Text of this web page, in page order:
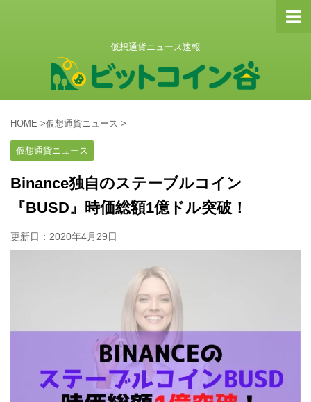
仮想通貨ニュース速報
HOME >仮想通貨ニュース >
仮想通貨ニュース
Binance独自のステーブルコイン
『BUSD』時価総額1億ドル突破！
更新日： 2020年4月29日